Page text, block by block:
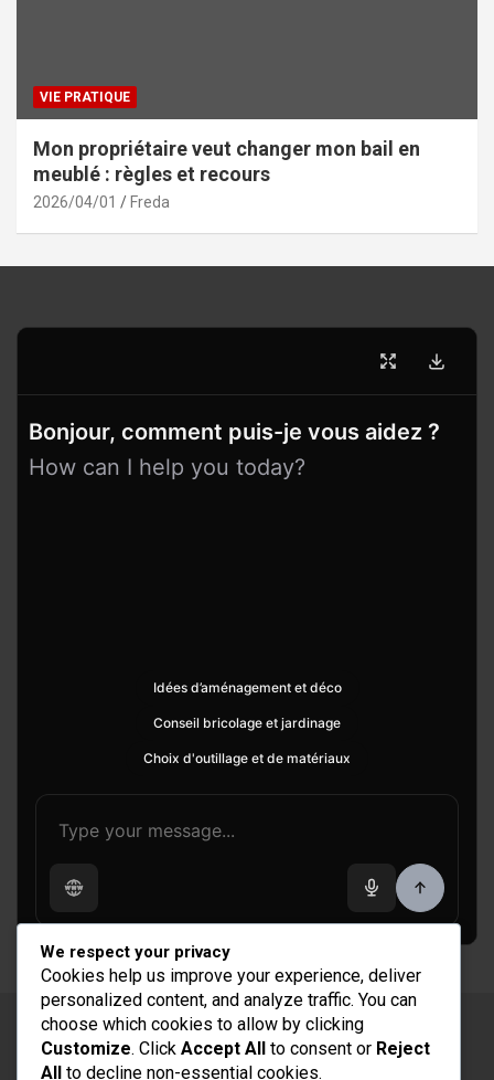
VIE PRATIQUE
Mon propriétaire veut changer mon bail en
meublé : règles et recours
2026/04/01 Freda
Bonjour, comment puis-je vous aidez ?
How can I help you today?
Idées d’aménagement et déco
Conseil bricolage et jardinage
Choix d'outillage et de matériaux
Copyright © 2026Rénovation et Décoration
Thème par :Theme Horse
We respect your privacy
Cookies help us improve your experience, deliver
personalized content, and analyze traffic. You can
choose which cookies to allow by clicking
Customize. Click Accept All to consent or Reject
All to decline non-essential cookies.